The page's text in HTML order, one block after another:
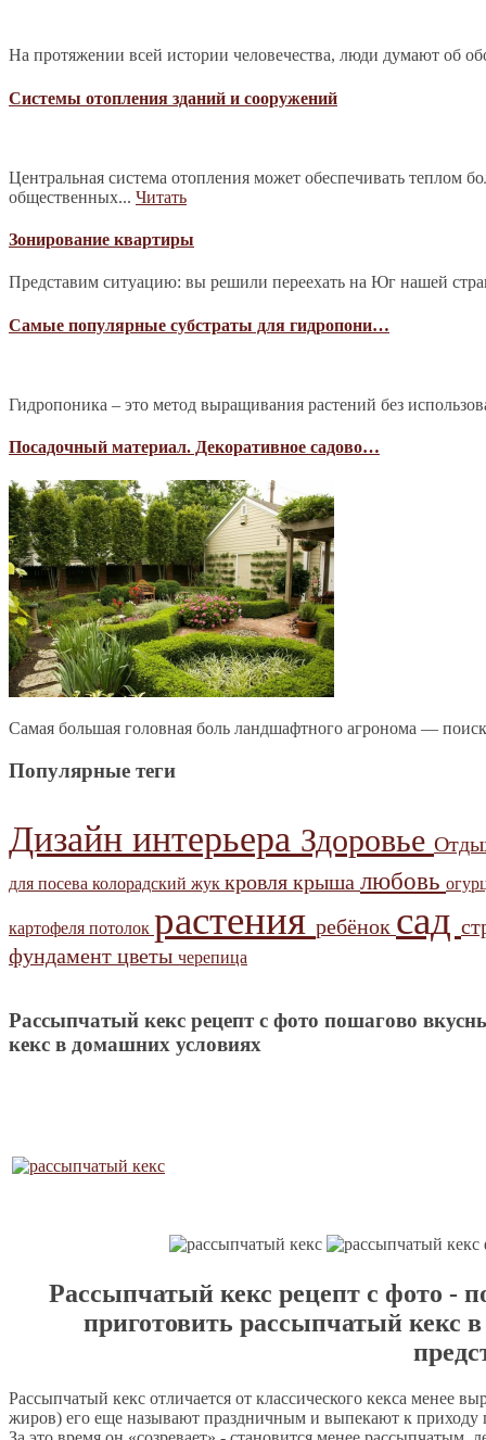
На протяжении всей истории человечества, люди думают об
Системы отопления зданий и сооружений
Центральная система отопления может обеспечивать
общественных... Читать
Зонирование квартиры
Представим ситуацию: вы решили переехать на Юг нашей
Самые популярные субстраты для гидропони…
Гидропоника – это метод выращивания растений без
Посадочный материал. Декоративное садово…
Самая большая головная боль ландшафтного агронома —
Популярные теги
Дизайн интерьера Здоровье
для посева колорадский жук кровля крыша любовь
картофеля потолок растения ребёнок сад
фундамент цветы черепица
Рассыпчатый кекс рецепт с фото пошагово
кекс в домашних условиях
Рассыпчатый кекс рецепт с фото -
приготовить рассыпчатый кекс
Рассыпчатый кекс отличается от классического кекса менее
жиров) его еще называют праздничным и выпекают к приходу